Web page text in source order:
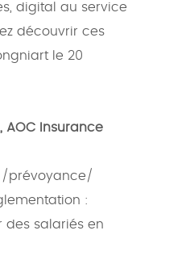
digital au service
découvrir ces
le 20
AOC Insurance
/prévoyance/
:
salariés en